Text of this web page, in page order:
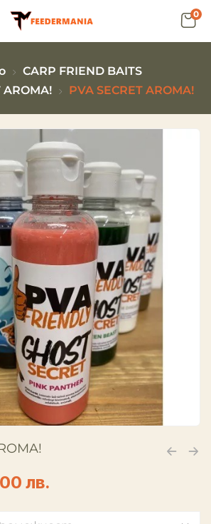
0
CARP FRIEND BAITS
AROMA!
PVA SECRET AROMA!
лв.